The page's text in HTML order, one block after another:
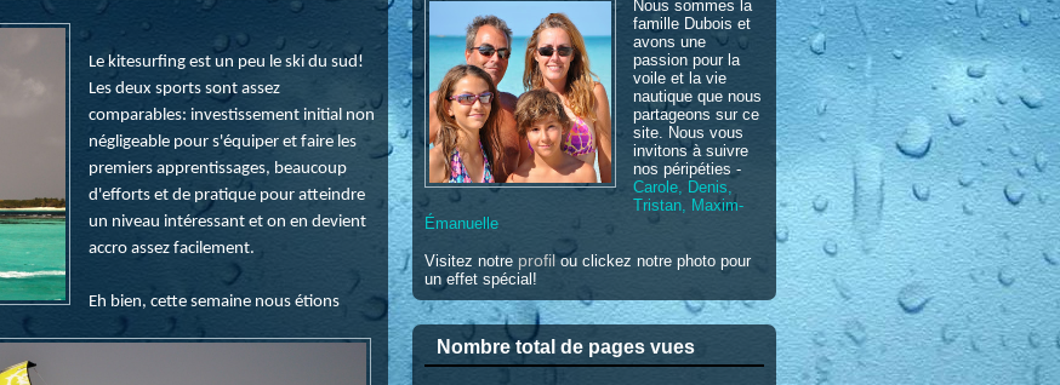
Le kitesurfing est un peu le ski du sud!
Les deux sports sont assez
comparables: investissement initial non
négligeable pour s'équiper et faire les
premiers apprentissages, beaucoup
d'efforts et de pratique pour atteindre
un niveau intéressant et on en devient
accro assez facilement.
Eh bien, cette semaine nous étions
Nous sommes la
famille Dubois et
avons une
passion pour la
voile et la vie
nautique que nous
partageons sur ce
site. Nous vous
invitons à suivre
nos péripéties -
Carole, Denis,
Tristan, Maxim-
Émanuelle
Visitez notre profilou clickez notre photo pour
un effet spécial!
Nombre total de pages vues